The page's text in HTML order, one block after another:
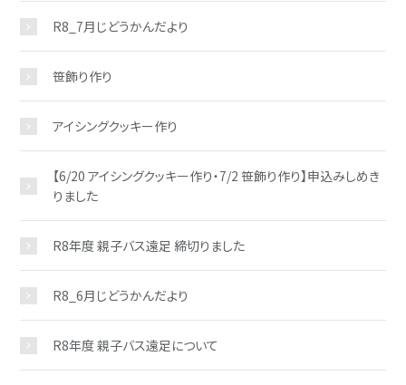
R8_7月じどうかんだより
笹飾り作り
アイシングクッキー作り
【6/20 アイシングクッキー作り・7/2 笹飾り作り】申込みしめき
りました
R8年度 親子バス遠足 締切りました
R8_6月じどうかんだより
R8年度 親子バス遠足について